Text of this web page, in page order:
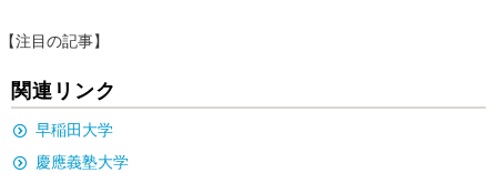
【注目の記事】
関連リンク
早稲田大学
慶應義塾大学